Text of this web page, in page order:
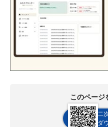
このページ
二
ダ